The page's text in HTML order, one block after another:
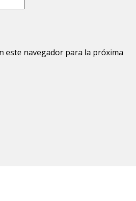
este navegador para la próxima